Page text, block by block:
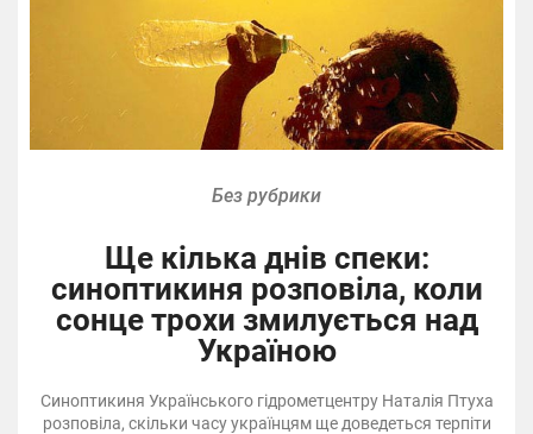
Без рубрики
Ще кілька днів спеки:
синоптикиня розповіла, коли
сонце трохи змилується над
Україною
Синоптикиня Українського гідрометцентру Наталія Птуха
розповіла, скільки часу українцям ще доведеться терпіти